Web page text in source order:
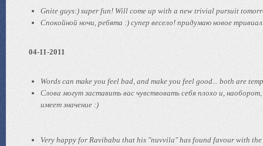
Gnite guys:) super fun! Will come up with a new trivial pursuit
Спокойной ночи, ребята :) супер весело! придумаю новое
04-11-2011
Words can make you feel bad, and make you feel good... both are
Слова могут заставить вас чувствовать себя плохо и,
имеет значение :)
Very happy for Ravibabu that his "nuvvila" has found favour with